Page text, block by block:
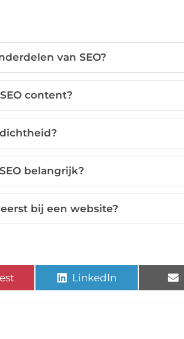
van SEO?
content?
belangrijk?
bij een website?
LinkedIn